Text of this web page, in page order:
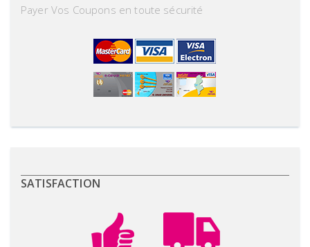
Payer Vos Coupons en toute sécurité
SATISFACTION